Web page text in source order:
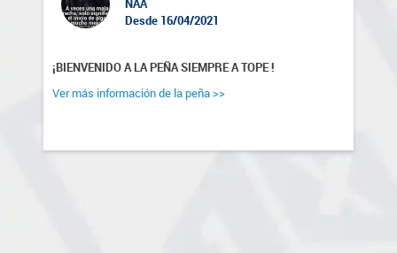
NAA
Desde 16/04/2021
¡BIENVENIDO A LA PEÑA SIEMPRE A TOPE !
Ver más información de la peña >>